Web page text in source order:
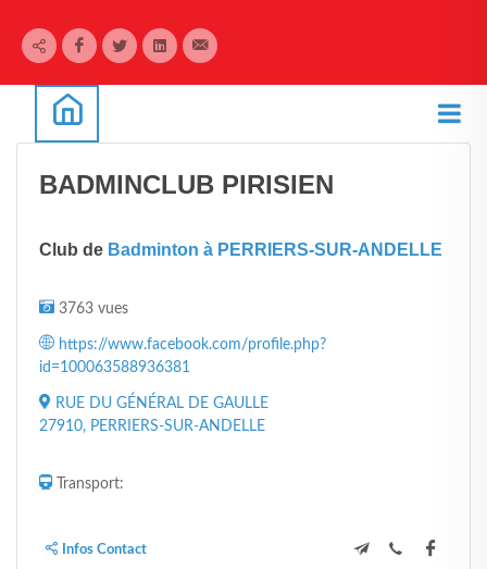
BADMINCLUB PIRISIEN
Club de Badminton à PERRIERS-SUR-ANDELLE
3763 vues
https://www.facebook.com/profile.php?
id=100063588936381
RUE DU GÉNÉRAL DE GAULLE
27910, PERRIERS-SUR-ANDELLE
Transport:
Infos Contact